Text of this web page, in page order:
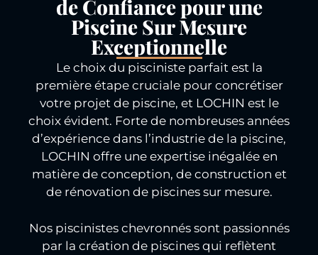
de Confiance pour une
Piscine Sur Mesure
Exceptionnelle
Le choix du pisciniste parfait est la
première étape cruciale pour concrétiser
votre projet de piscine, et LOCHIN est le
choix évident. Forte de nombreuses années
d’expérience dans l’industrie de la piscine,
LOCHIN offre une expertise inégalée en
matière de conception, de construction et
de rénovation de piscines sur mesure.
Nos piscinistes chevronnés sont passionnés
par la création de piscines qui reflètent